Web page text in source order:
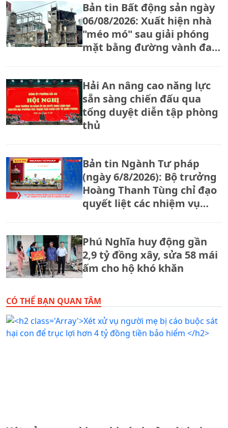
Bản tin Bất động sản ngày
06/08/2026: Xuất hiện nhà
"méo mó" sau giải phóng
mặt bằng đường vành đai
Hải An nâng cao năng lực
sẵn sàng chiến đấu qua
tổng duyệt diễn tập phòng
thủ
Bản tin Ngành Tư pháp
(ngày 6/8/2026): Bộ trưởng
Hoàng Thanh Tùng chỉ đạo
quyết liệt các nhiệm vụ
Phú Nghĩa huy động gần
2,9 tỷ đồng xây, sửa 58 mái
ấm cho hộ khó khăn
CÓ THỂ BẠN QUAN TÂM